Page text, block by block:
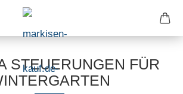
STEUERUNGEN FÜR